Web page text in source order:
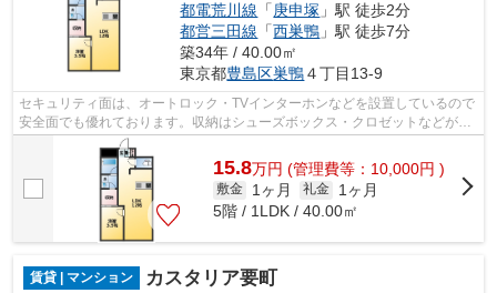
都電荒川線 「庚申塚 」駅 徒歩2分
都営三田線 「西巣鴨 」駅 徒歩7分
築34年 / 40.00㎡
東京都豊島区巣鴨４丁目13-9
セキュリティ面は、オートロック・TVインターホンなどを設置しているので
安全面でも優れております。収納はシューズボックス・クロゼットなどが備
え付けられているので、衣類や日用品...
15.8万円 (管理費等：10,000円 )
敷金 1ヶ月 礼金
1ヶ月
5階 / 1LDK / 40.00㎡
賃貸 | マンション カスタリア要町